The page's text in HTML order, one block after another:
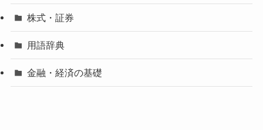
株式・証券
用語辞典
金融・経済の基礎